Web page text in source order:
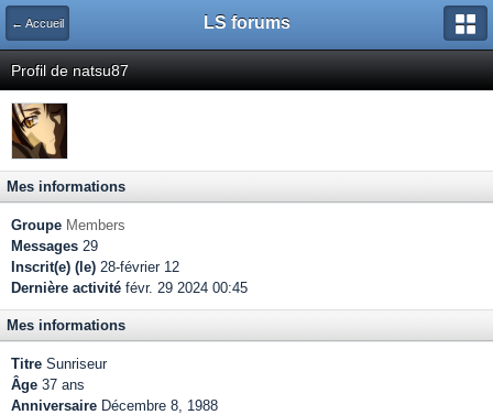
← Accueil LS forums
Profil de natsu87
Mes informations
Groupe Members
Messages 29
Inscrit(e) (le) 28-février 12
Dernière activité févr. 29 2024 00:45
Mes informations
Titre Sunriseur
Âge 37 ans
Anniversaire Décembre 8, 1988